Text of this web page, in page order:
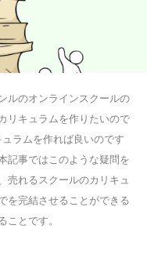
ルのオンラインスクールの
リキュラムを作りたいので
ラムを作れば良いのです
記事ではこのような疑問を
売れるスクールのカリキュ
を完結させることができる
ことです。